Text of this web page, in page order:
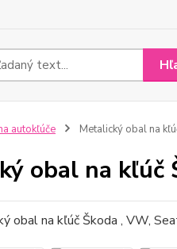
autokľúče Metalický obal na
obal na kľúč